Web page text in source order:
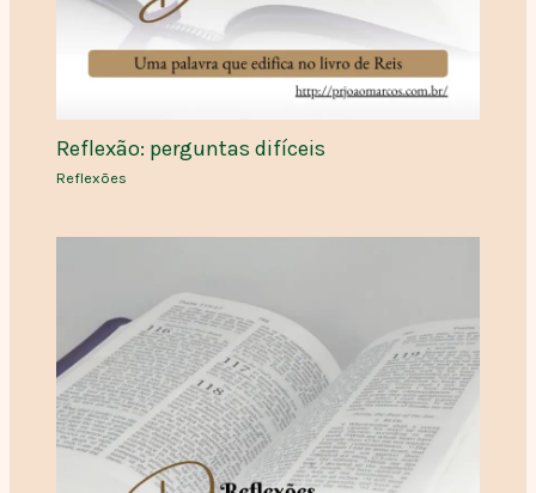
Reflexão: perguntas difíceis
Reflexões